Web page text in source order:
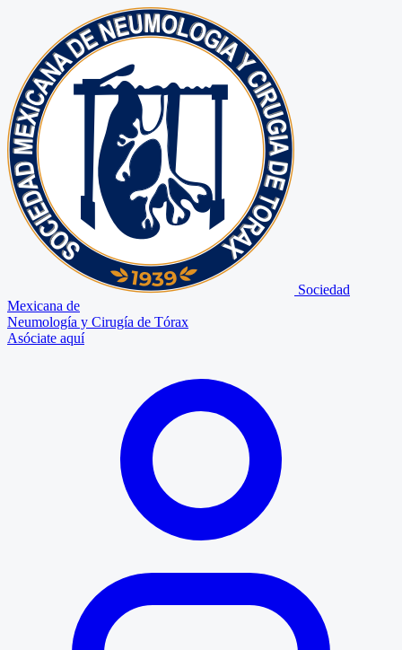
Sociedad
Mexicana de
Neumología y Cirugía de Tórax
Asóciate aquí